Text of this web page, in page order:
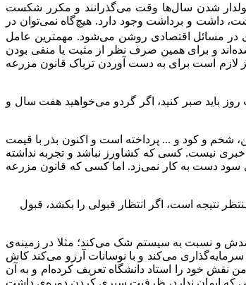
شدن سال‌ها وقت می‌گذرانند و مکرر شکست
داشت و برداشت وجود دارد. هیچ‌گاه نمی‌توان در
در مسائل اقتصادی روشن می‌شود. مهمترین عامل
و برای همین صرف نظر از مثبت یا منفی بودن
لازم است برای به دست آوردن تریاک قانون مزرعه
باید صبر کنید، اگر گردو می‌خواهید هفت سال و
شخم و کود و ... پرداخته است و اکنون بذر با قیمت
نیست. کسی که کشاورز نباشد و تجربه نداشته
سود دست به کار نمی‌زد. اما کسی که قانون مزرعه
نتیجه است، اگر انتظار قبولی را بکشد، قبول
و نسبت به سیستم شک می‌کند؛ مثلا در زمینه‌ی
می‌کند و با نوسانات آرزو می‌کند کاش
خود را استاد دانشگاه تعریف کرده‌ام و به آن